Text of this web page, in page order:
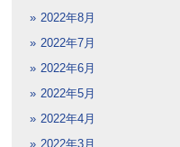
2022年8月
2022年7月
2022年6月
2022年5月
2022年4月
2022年3月